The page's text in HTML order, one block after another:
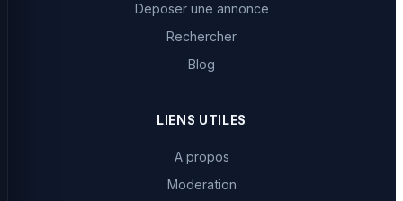
Deposer une annonce
Rechercher
Blog
LIENS UTILES
A propos
Moderation